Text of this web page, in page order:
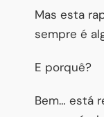
Mas esta
sempre é
E porquê?
Bem… está